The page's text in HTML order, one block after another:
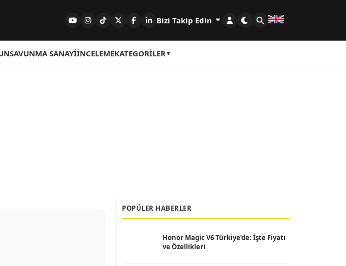
Bizi Takip Edin
SAVUNMA SANAYIİNCELEMEKATEGORILER
POPÜLER HABERLER
Honor Magic V6 Türkiye’de: İşte Fiyatı
ve Özellikleri